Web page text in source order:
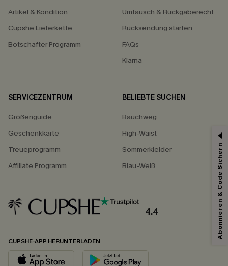
Artikel & Kondition
Cupshe Lieferkette
Botschafter Programm
Umtausch & Rückgaberecht
Rücksendung starten
FAQs
Klarna
SERVICEZENTRUM
Größenguide
Geschenkkarte
Treueprogramm
Affiliate Programm
BELIEBTE SUCHEN
Bauchweg
High-Waist
Sommerkleider
Blau-Weiß
4.4
CUPSHE-APP HERUNTERLADEN
Abonnieren & Code Sichern